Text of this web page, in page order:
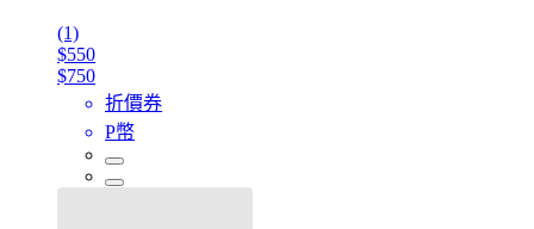
(1)
$550
$750
折價券
P幣